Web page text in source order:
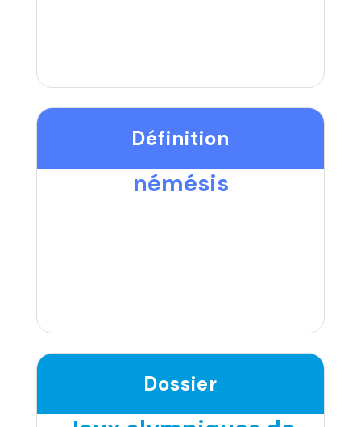
Définition
némésis
Dossier